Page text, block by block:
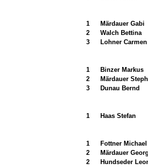
1
Märdauer Gabi
2
Walch Bettina
3
Lohner Carmen
1
Binzer Markus
2
Märdauer
3
Dunau Bernd
1 Haas Stefan
1
Fottner Michael
2
Märdauer
2
Hundseder